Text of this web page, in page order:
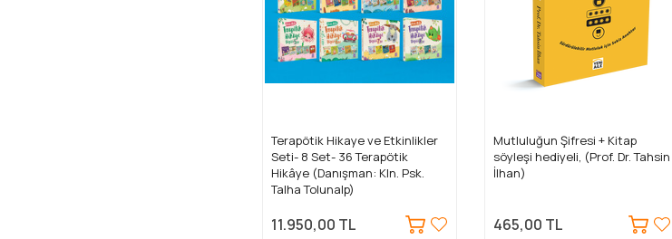
Terapötik Hikaye ve Etkinlikler
Seti- 8 Set- 36 Terapötik
Hikâye (Danışman: Kln. Psk.
Talha Tolunalp)
11.950,00 TL
Mutluluğun Şifresi + Kitap
söyleşi hediyeli, (Prof. Dr. Tahsin
İlhan)
465,00 TL